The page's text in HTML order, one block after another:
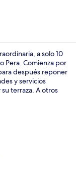
a solo 10
Pera. Comienza por
después reponer
y servicios
terraza. A otros
público:
de metro de